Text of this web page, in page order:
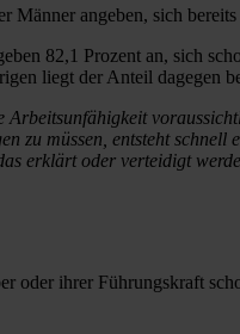
angeben, sich
82,1 Prozent an, sich
liegt der Anteil dagegen
zu müssen, entsteht
erklärt oder verteidigt
ihrer Führungskraft